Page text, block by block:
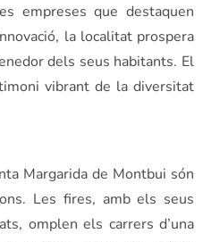
empreses que destaquen
la localitat prospera
dels seus habitants. El
vibrant de la diversitat
Margarida de Montbui són
Les fires, amb els seus
omplen els carrers d’una